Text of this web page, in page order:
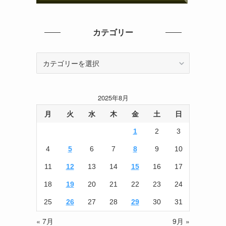
カテゴリー
ー
2025年8月
月 火 水 木 金 土 日
1 2 3
4 5 6 7 8 9 10
11 12 13 14 15 16 17
18 19 20 21 22 23 24
25 26 27 28 29 30 31
« 7月 9月 »